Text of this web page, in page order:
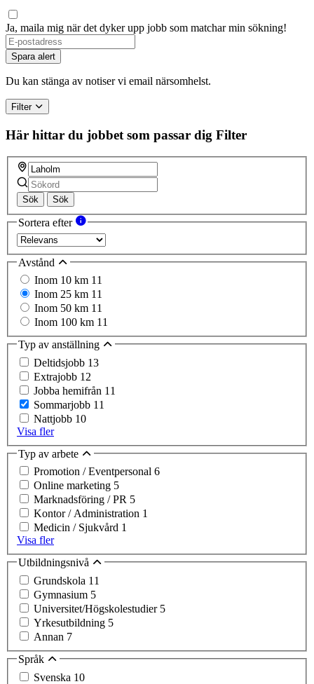
Ja, maila mig när det dyker upp jobb som matchar min sökning!
If
you
are
a
ignore
this
field
Spara alert
Du kan stänga av notiser vi email närsomhelst.
Filter
Här hittar du jobbet som passar dig Filter
Sök Sök
Sortera efter
Avstånd
Inom 10 km 11
Inom 25 km 11
Inom 50 km 11
Inom 100 km 11
Typ av anställning
Deltidsjobb 13
Extrajobb 12
Jobba hemifrån 11
Sommarjobb 11
Nattjobb 10
Visa fler
Typ av arbete
Promotion / Eventpersonal 6
Online marketing 5
Marknadsföring / PR 5
Kontor / Administration 1
Medicin / Sjukvård 1
Visa fler
Utbildningsnivå
Grundskola 11
Gymnasium 5
Universitet/Högskolestudier 5
Yrkesutbildning 5
Annan 7
Språk
Svenska 10